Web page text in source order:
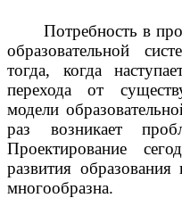
Потребность в
образовательной
тогда, когда
перехода от
модели
раз возникает
Проектирование
развития
многообразна.